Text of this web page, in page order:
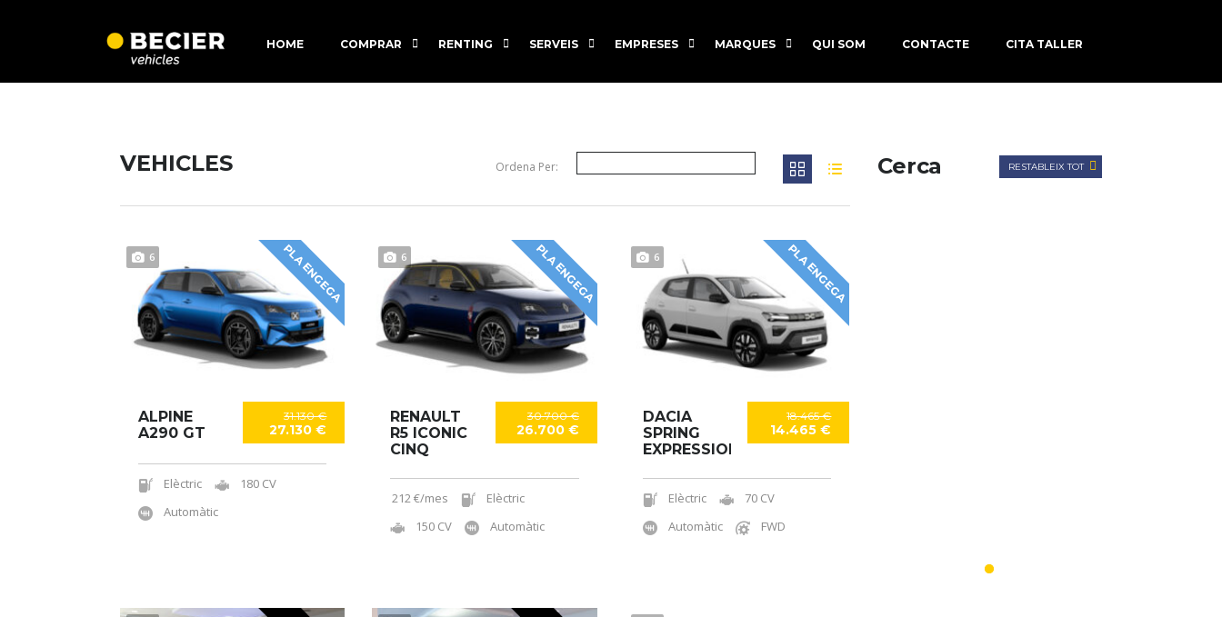
HOME COMPRAR RENTING SERVEIS EMPRESES MARQUES QUI SOM CONTACTE CITA TALLER
Cerca RESTABLEIX TOT
VEHICLES Ordena Per:
PLA ENGEGA
6
31.130 €
27.130 €
ALPINE
A290 GT
Elèctric
180 CV
Automàtic
PLA ENGEGA
6
30.700 €
26.700 €
RENAULT
R5 ICONIC
CINQ
212 €/mes
Elèctric
150 CV
Automàtic
PLA ENGEGA
6
18.465 €
14.465 €
DACIA
SPRING
EXPRESSION
Elèctric
70 CV
Automàtic
FWD